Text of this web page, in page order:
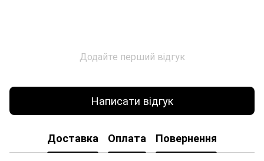
Додайте перший відгук
Написати відгук
Доставка Оплата Повернення